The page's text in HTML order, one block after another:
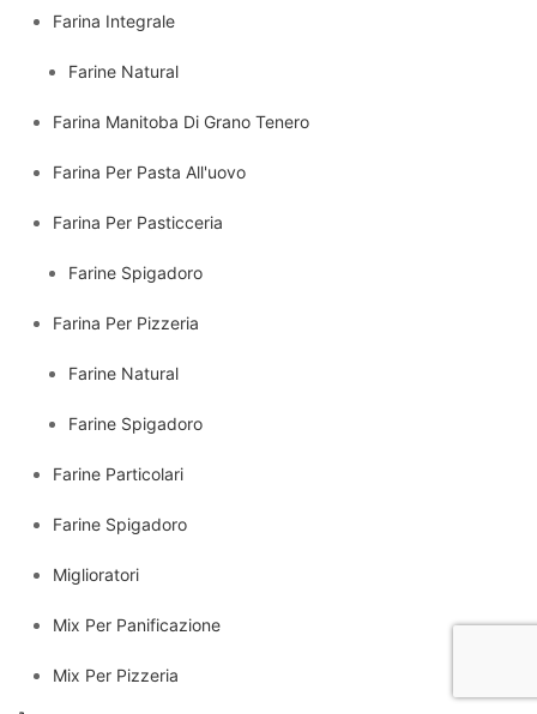
Farina Integrale
Farine Natural
Farina Manitoba Di Grano Tenero
Farina Per Pasta All'uovo
Farina Per Pasticceria
Farine Spigadoro
Farina Per Pizzeria
Farine Natural
Farine Spigadoro
Farine Particolari
Farine Spigadoro
Miglioratori
Mix Per Panificazione
Mix Per Pizzeria